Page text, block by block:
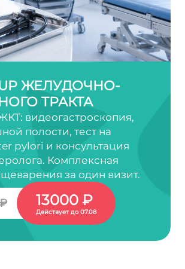
UP ЖЕЛУДОЧНО-
ТРАКТА
видеогастроскопия,
полости, тест на
pylori и консультация
Комплексная
за один визит.
13000 ₽
Действует до 07.08